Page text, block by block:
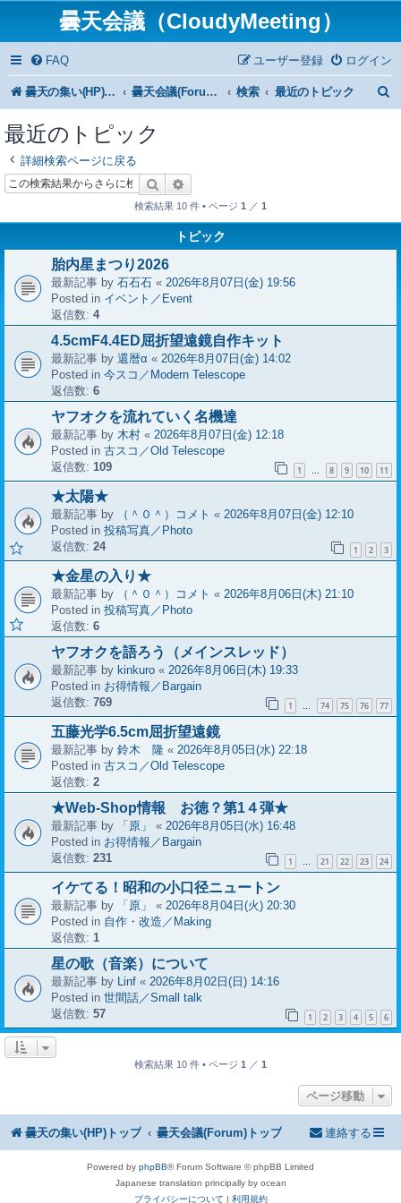
曇天会議（CloudyMeeting）
FAQ ログイン
ユーザー登録
曇天の集い(HP)トップ 曇天会議(Forum)トップ 検索 最近のトピック
最近のトピック
詳細検索ページに戻る
検索
検索結果 10 件 • ページ 1 ／ 1
トピック
胎内星まつり2026
最新記事 by 石石石 « 2026年8月07日(金) 19:56
Posted in イベント／Event
返信数: 4
4.5cmF4.4ED屈折望遠鏡自作キット
最新記事 by 還暦α « 2026年8月07日(金) 14:02
Posted in 今スコ／Modern Telescope
返信数: 6
ヤフオクを流れていく名機達
最新記事 by 木村 « 2026年8月07日(金) 12:18
Posted in 古スコ／Old Telescope
返信数: 109 1 … 8 9 10 11
★太陽★
最新記事 by （＾０＾）コメト « 2026年8月07日(金) 12:10
Posted in 投稿写真／Photo
返信数: 24 1 2 3
★金星の入り★
最新記事 by （＾０＾）コメト « 2026年8月06日(木) 21:10
Posted in 投稿写真／Photo
返信数: 6
ヤフオクを語ろう（メインスレッド）
最新記事 by kinkuro « 2026年8月06日(木) 19:33
Posted in お得情報／Bargain
返信数: 769 1 … 74 75 76 77
五藤光学6.5cm屈折望遠鏡
最新記事 by 鈴木 隆 « 2026年8月05日(水) 22:18
Posted in 古スコ／Old Telescope
返信数: 2
★Web-Shop情報 お徳？第1４弾★
最新記事 by 「原」 « 2026年8月05日(水) 16:48
Posted in お得情報／Bargain
返信数: 231 1 … 21 22 23 24
イケてる！昭和の小口径ニュートン
最新記事 by 「原」 « 2026年8月04日(火) 20:30
Posted in 自作・改造／Making
返信数: 1
星の歌（音楽）について
最新記事 by Linf « 2026年8月02日(日) 14:16
Posted in 世間話／Small talk
返信数: 57 1 2 3 4 5 6
検索結果 10 件 • ページ 1 ／ 1
ページ移動
曇天の集い(HP)トップ 曇天会議(Forum)トップ 連絡する
Powered by phpBB® Forum Software © phpBB Limited
Japanese translation principally by ocean
プライバシーについて
利用規約